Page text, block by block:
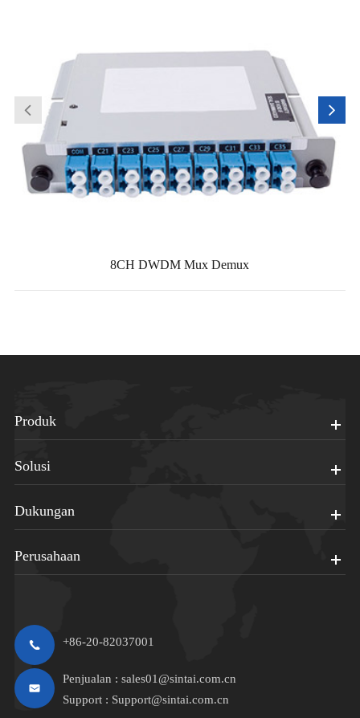
8CH DWDM Mux Demux
Produk
Solusi
Dukungan
Perusahaan
+86-20-82037001
Penjualan : sales01@sintai.com.cn
Support : Support@sintai.com.cn